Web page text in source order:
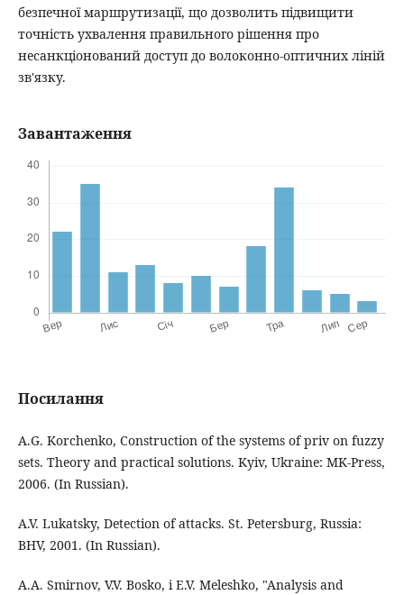
безпечної маршрутизації, що дозволить підвищити
точність ухвалення правильного рішення про
несанкціонований доступ до волоконно-оптичних ліній
зв'язку.
Завантаження
Посилання
A.G. Korchenko, Construction of the systems of priv on fuzzy
sets. Theory and practical solutions. Kyiv, Ukraine: MK-Press,
2006. (In Russian).
A.V. Lukatsky, Detection of attacks. St. Petersburg, Russia:
BHV, 2001. (In Russian).
A.A. Smirnov, V.V. Bosko, i E.V. Meleshko, "Analysis and